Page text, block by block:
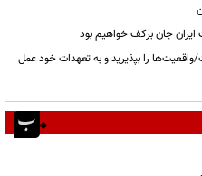
ایران جان برکف خواهیم بود
را بپذیرید و به تعهدات خود عمل